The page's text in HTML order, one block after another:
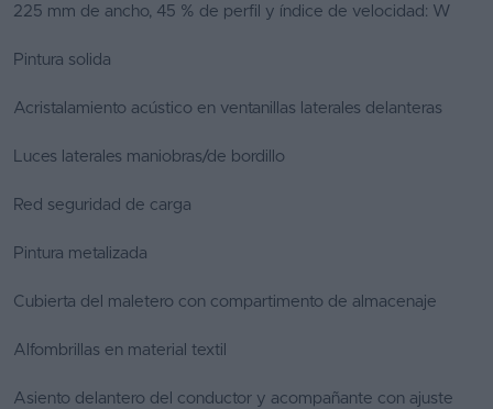
225 mm de ancho, 45 % de perfil y índice de velocidad: W
Pintura solida
Acristalamiento acústico en ventanillas laterales delanteras
Luces laterales maniobras/de bordillo
Red seguridad de carga
Pintura metalizada
Cubierta del maletero con compartimento de almacenaje
Alfombrillas en material textil
Asiento delantero del conductor y acompañante con ajuste